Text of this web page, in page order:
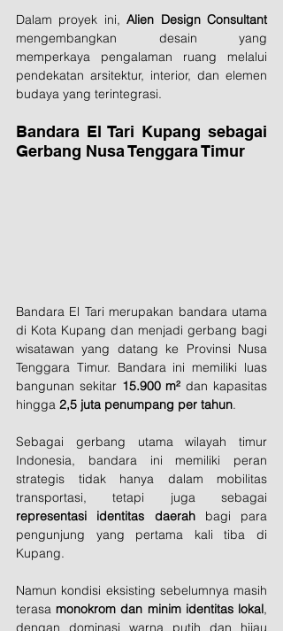
Dalam proyek ini,
Alien Design Consultant
mengembangkan desain yang
memperkaya pengalaman ruang melalui
pendekatan arsitektur, interior, dan elemen
budaya yang terintegrasi.
Bandara El Tari Kupang sebagai
Gerbang Nusa Tenggara Timur
Bandara El Tari merupakan bandara utama
di Kota Kupang dan menjadi gerbang bagi
wisatawan yang datang ke Provinsi Nusa
Tenggara Timur. Bandara ini memiliki luas
bangunan sekitar 15.900 m² dan kapasitas
hingga 2,5 juta penumpang per tahun.
Sebagai gerbang utama wilayah timur
Indonesia, bandara ini memiliki peran
strategis tidak hanya dalam mobilitas
representasi identitas daerah bagi para
pengunjung yang pertama kali tiba di
Kupang.
Namun kondisi eksisting sebelumnya masih
terasa monokrom dan minim identitas lokal,
dengan dominasi warna putih dan hijau